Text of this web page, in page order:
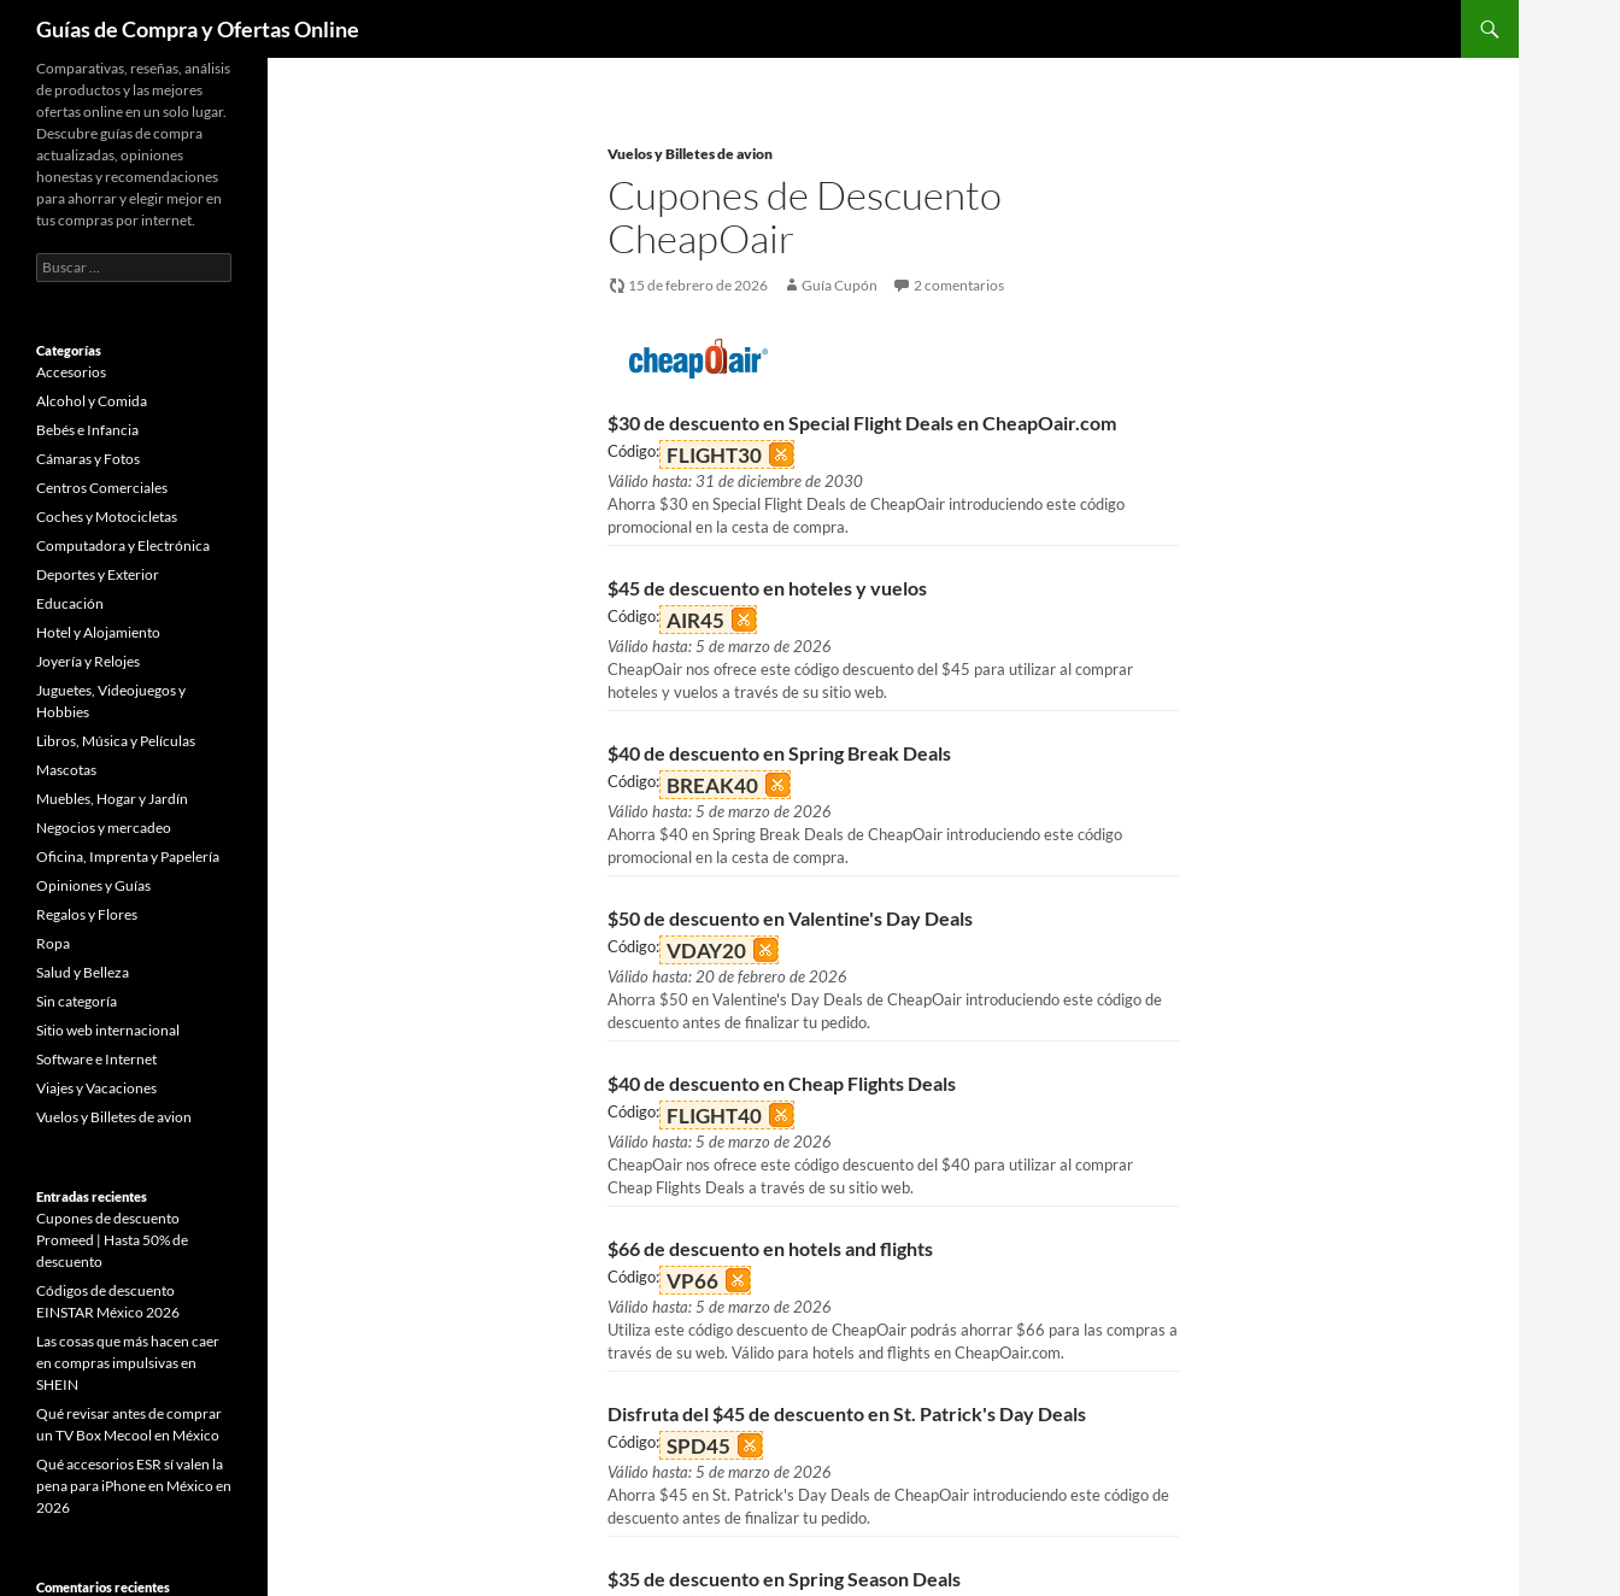
Guías de Compra y Ofertas Online
Vuelos y Billetes de avion
Cupones de Descuento
CheapOair
15 de febrero de 2026 Guía Cupón 2 comentarios
$30 de descuento en Special Flight Deals en CheapOair.com
Código: FLIGHT30
Válido hasta: 31 de diciembre de 2030
Ahorra $30 en Special Flight Deals de CheapOair introduciendo este código
promocional en la cesta de compra.
$45 de descuento en hoteles y vuelos
Código: AIR45
Válido hasta: 5 de marzo de 2026
CheapOair nos ofrece este código descuento del $45 para utilizar al comprar
hoteles y vuelos a través de su sitio web.
$40 de descuento en Spring Break Deals
Código: BREAK40
Válido hasta: 5 de marzo de 2026
Ahorra $40 en Spring Break Deals de CheapOair introduciendo este código
promocional en la cesta de compra.
$50 de descuento en Valentine's Day Deals
Código: VDAY20
Válido hasta: 20 de febrero de 2026
Ahorra $50 en Valentine's Day Deals de CheapOair introduciendo este código de
descuento antes de finalizar tu pedido.
$40 de descuento en Cheap Flights Deals
Código: FLIGHT40
Válido hasta: 5 de marzo de 2026
CheapOair nos ofrece este código descuento del $40 para utilizar al comprar
Cheap Flights Deals a través de su sitio web.
$66 de descuento en hotels and flights
Código: VP66
Válido hasta: 5 de marzo de 2026
Utiliza este código descuento de CheapOair podrás ahorrar $66 para las compras a
través de su web. Válido para hotels and flights en CheapOair.com.
Disfruta del $45 de descuento en St. Patrick's Day Deals
Código: SPD45
Válido hasta: 5 de marzo de 2026
Ahorra $45 en St. Patrick's Day Deals de CheapOair introduciendo este código de
descuento antes de finalizar tu pedido.
$35 de descuento en Spring Season Deals
Comparativas, reseñas, análisis
de productos y las mejores
ofertas online en un solo lugar.
Descubre guías de compra
actualizadas, opiniones
honestas y recomendaciones
para ahorrar y elegir mejor en
tus compras por internet.
Buscar:
Categorías
Accesorios
Alcohol y Comida
Bebés e Infancia
Cámaras y Fotos
Centros Comerciales
Coches y Motocicletas
Computadora y Electrónica
Deportes y Exterior
Educación
Hotel y Alojamiento
Joyería y Relojes
Juguetes, Videojuegos y
Hobbies
Libros, Música y Películas
Mascotas
Muebles, Hogar y Jardín
Negocios y mercadeo
Oficina, Imprenta y Papelería
Opiniones y Guías
Regalos y Flores
Ropa
Salud y Belleza
Sin categoría
Sitio web internacional
Software e Internet
Viajes y Vacaciones
Vuelos y Billetes de avion
Entradas recientes
Cupones de descuento
Promeed | Hasta 50% de
descuento
Códigos de descuento
EINSTAR México 2026
Las cosas que más hacen caer
en compras impulsivas en
SHEIN
Qué revisar antes de comprar
un TV Box Mecool en México
Qué accesorios ESR sí valen la
pena para iPhone en México en
2026
Comentarios recientes